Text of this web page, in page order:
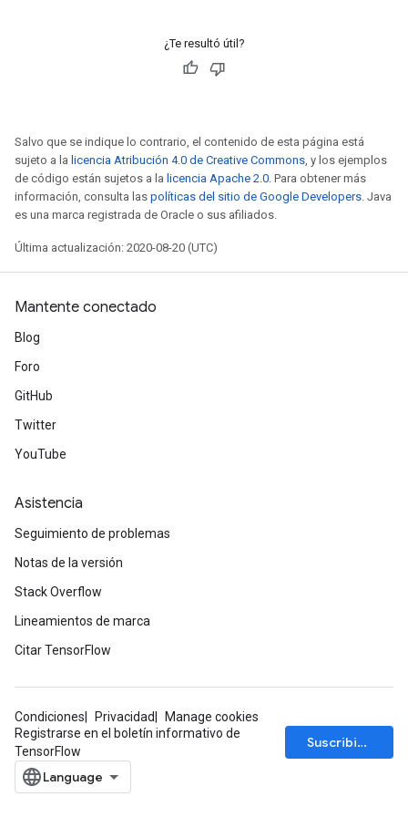
¿Te resultó útil?
Salvo que se indique lo contrario, el contenido de esta página está
sujeto a la licencia Atribución 4.0 de Creative Commons, y los ejemplos
de código están sujetos a la licencia Apache 2.0. Para obtener más
información, consulta las políticas del sitio de Google Developers. Java
es una marca registrada de Oracle o sus afiliados.
Última actualización: 2020-08-20 (UTC)
Mantente conectado
Blog
Foro
GitHub
Twitter
YouTube
Asistencia
Seguimiento de problemas
Notas de la versión
Stack Overflow
Lineamientos de marca
Citar TensorFlow
Condiciones Privacidad
Manage cookies
Registrarse en el boletín informativo de
TensorFlow
Suscribirse